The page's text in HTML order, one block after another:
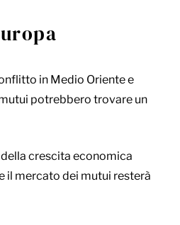
in Medio Oriente e
potrebbero trovare un
della crescita economica
il mercato dei mutui resterà